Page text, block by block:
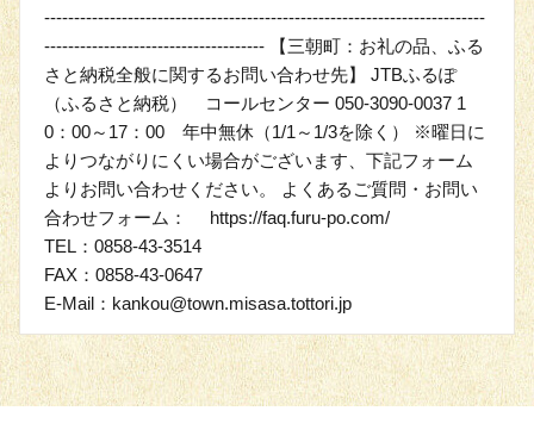
--------------------------------------------------------------------------
------------------------------------- 【三朝町：お礼の品、ふる
さと納税全般に関するお問い合わせ先】 JTBふるぽ
（ふるさと納税） コールセンター 050-3090-0037 1
0：00～17：00 年中無休（1/1～1/3を除く） ※曜日に
よりつながりにくい場合がございます、下記フォーム
よりお問い合わせください。 よくあるご質問・お問い
合わせフォーム： https://faq.furu-po.com/
TEL：0858-43-3514
FAX：0858-43-0647
E-Mail：kankou@town.misasa.tottori.jp